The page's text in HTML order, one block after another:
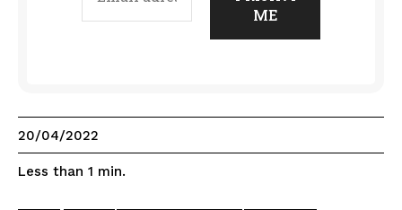
20/04/2022
Less than 1 min.